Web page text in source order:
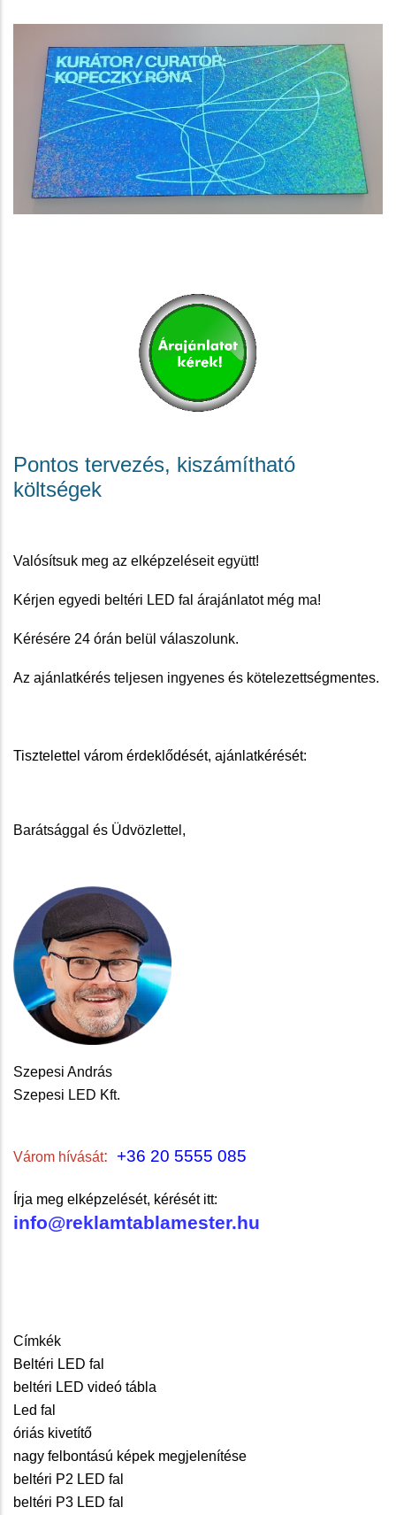
Pontos tervezés, kiszámítható
költségek
Valósítsuk meg az elképzeléseit együtt!
Kérjen egyedi beltéri LED fal árajánlatot még ma!
Kérésére 24 órán belül válaszolunk.
Az ajánlatkérés teljesen ingyenes és kötelezettségmentes.
Tisztelettel várom érdeklődését, ajánlatkérését:
Barátsággal és Üdvözlettel,
Szepesi András
Szepesi LED Kft.
Várom hívását: +36 20 5555 085
Írja meg elképzelését, kérését itt:
info@reklamtablamester.hu
Címkék
Beltéri LED fal
beltéri LED videó tábla
Led fal
óriás kivetítő
nagy felbontású képek megjelenítése
beltéri P2 LED fal
beltéri P3 LED fal